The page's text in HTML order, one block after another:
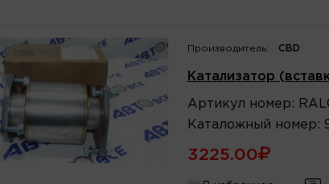
Производитель: CBD
Катализатор
Артикул номер :
Каталожный номер :
3225.00